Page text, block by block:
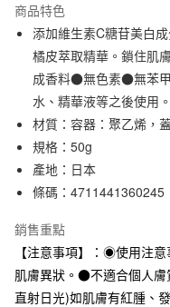
信用卡分期付款
3 期 0 利率 每期
合作金庫商業銀行
華南商業銀行
上海商業儲蓄銀行
臺灣中小企業銀行
匯豐（台灣）商業銀行
聯邦商業銀行
玉山商業銀行
台新國際商業銀行
台灣樂天信用卡公司
超商取貨付款
LINE Pay
Apple Pay
街口支付
悠遊付
運送方式
全家取貨付款
商品特色
添加維生素C糖苷美白
橘皮萃取精華。鎖住肌
成香料●無色素●無苯
水、精華液等之後使用
材質：容器：聚乙烯，
規格：50g
產地：日本
條碼：4711441360245
銷售重點
【注意事項】：◉使用注
肌膚異狀。●不適合個人
直射日光)如肌膚有紅腫、